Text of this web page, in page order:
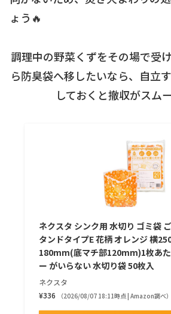
ょう🔥
調理中の野菜くずをその場で受
ら防臭袋へ移したいなら、自立
しておくと撤収がスム
ネクスタ シンク用 水切り ゴミ袋
タンドタイプE 花柄 オレンジ 横
180mm(底マチ部120mm)1枚あ
ー がいらない 水切り袋 50枚入
ネクスタ
¥336
（2026/08/07 18:11時点 | Amazon調べ）